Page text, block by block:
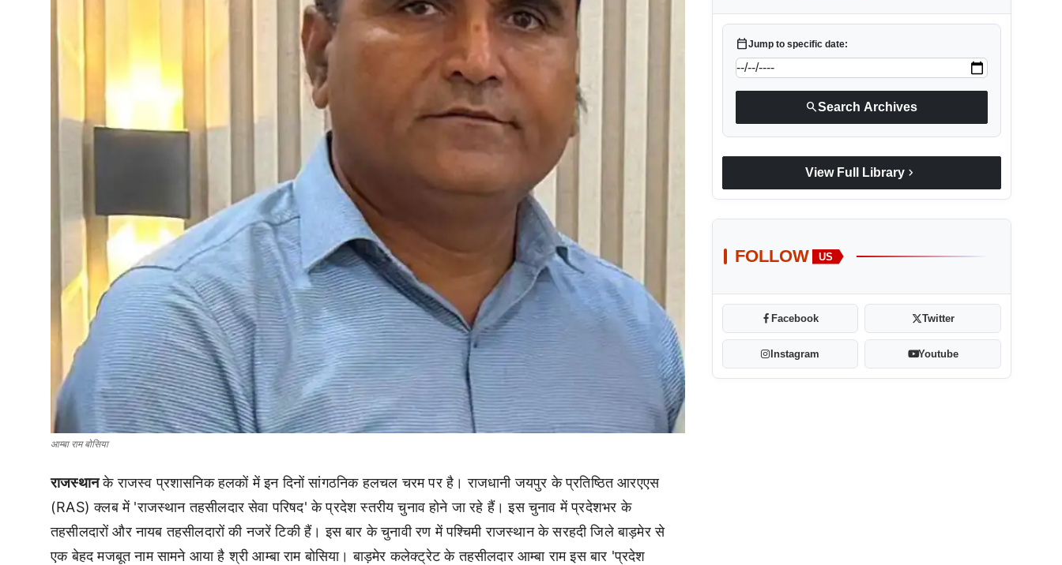
आम्बा राम बोसिया
राजस्थानके राजस्व प्रशासनिक हलकों में इन दिनों सांगठनिक हलचल चरम पर है। राजधानी जयपुर के प्रतिष्ठित आरएएस
(RAS) क्लब में 'राजस्थान तहसीलदार सेवा परिषद' के प्रदेश स्तरीय चुनाव होने जा रहे हैं। इस चुनाव में प्रदेशभर के
तहसीलदारों और नायब तहसीलदारों की नजरें टिकी हैं। इस बार के चुनावी रण में पश्चिमी राजस्थान के सरहदी जिले बाड़मेर से
एक बेहद मजबूत नाम सामने आया है श्री आम्बा राम बोसिया। बाड़मेर कलेक्ट्रेट के तहसीलदार आम्बा राम इस बार 'प्रदेश
calendar_todayJump to specific date:
searchSearch Archives
View Full Library chevron_right
FOLLOW US
Facebook Twitter
Instagram Youtube